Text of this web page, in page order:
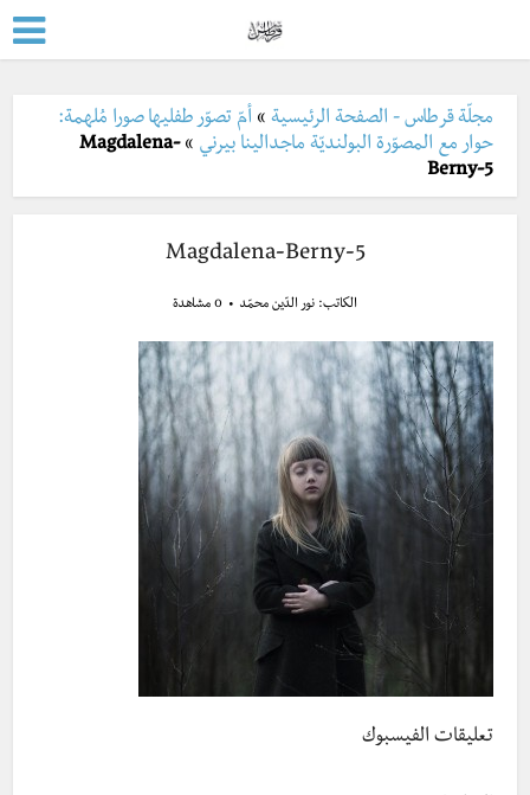
مجلّة قرطاس - الصفحة الرئيسية » أمّ تصوّر طفليها صورا مُلهمة:
حوار مع المصوّرة البولنديّة ماجدالينا بيرني »
Magdalena-
Berny-5
Magdalena-Berny-5
الكاتب: نور الدّين محمّد 0 مشاهدة
تعليقات الفيسبوك